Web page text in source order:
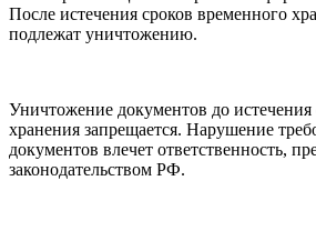
После истечения сроков временного
подлежат уничтожению.
Уничтожение документов до
хранения запрещается. Нарушение
документов влечет ответственность,
законодательством РФ.